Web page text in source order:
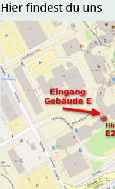
Hier findest du uns